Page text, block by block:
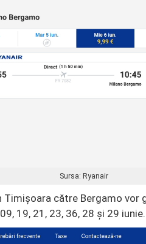
Sursa: Ryanair
Timișoara către Bergamo vor
19, 21, 23, 36, 28 și 29 iunie.